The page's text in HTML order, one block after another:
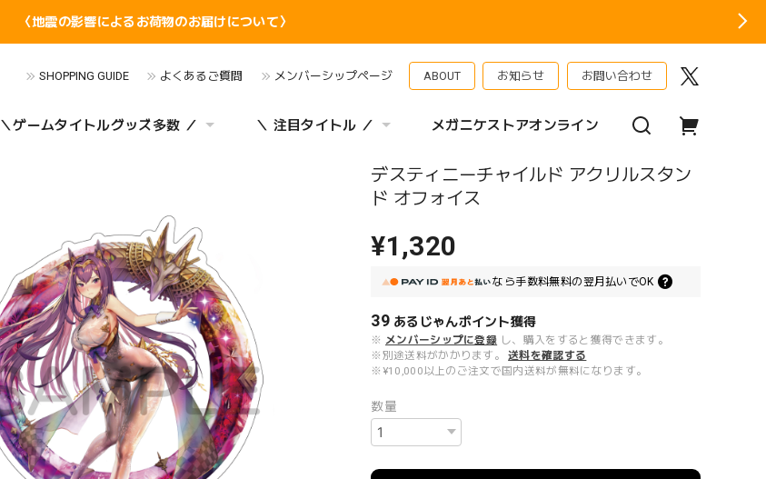
〈地震の影響によるお荷物のお届けについて〉
SHOPPING GUIDE よくあるご質問 メンバーシップページ ABOUT お知らせ お問い合わせ
＼ゲームタイトルグッズ多数 ／ ＼ 注目タイトル ／ メガニケストアオンライン
デスティニーチャイルド アクリルスタン
ド オフォイス
¥1,320
なら手数料無料の 翌月払いでOK
39 あるじゃんポイント獲得
※ メンバーシップに登録 し、購入をすると獲得できます。
※別途送料がかかります。
送料を確認する
※¥10,000以上のご注文で国内送料が無料になります。
数量